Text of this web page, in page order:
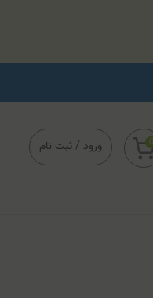
ورود / ثبت نام 0